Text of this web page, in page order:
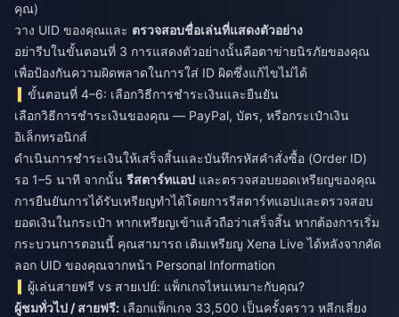
คุณ)
วาง UID ของคุณและ ตรวจสอบชื่อเล่นที่แสดงตัวอย่าง
อย่ารีบในขั้นตอนที่ 3 การแสดงตัวอย่างนั้นคือตาข่ายนิรภัยของคุณ
เพื่อป้องกันความผิดพลาดในการใส่ ID ผิดซึ่งแก้ไขไม่ได้
ขั้นตอนที่ 4–6: เลือกวิธีการชำระเงินและยืนยัน
เลือกวิธีการชำระเงินของคุณ — PayPal, บัตร, หรือกระเป๋าเงิน
อิเล็กทรอนิกส์
ดำเนินการชำระเงินให้เสร็จสิ้นและบันทึกรหัสคำสั่งซื้อ (Order ID)
รอ 1–5 นาที จากนั้น รีสตาร์ทแอป และตรวจสอบยอดเหรียญของคุณ
การยืนยันการได้รับเหรียญทำได้โดยการรีสตาร์ทแอปและตรวจสอบ
ยอดเงินในกระเป๋า หากเหรียญเข้าแล้วถือว่าเสร็จสิ้น หากต้องการเริ่ม
กระบวนการตอนนี้ คุณสามารถ เติมเหรียญ Xena Liveได้หลังจากคัด
ลอก UID ของคุณจากหน้า Personal Information
ผู้เล่นสายฟรี vs สายเปย์: แพ็กเกจไหนเหมาะกับคุณ?
ผู้ชมทั่วไป / สายฟรี: เลือกแพ็กเกจ 33,500 เป็นครั้งคราว หลีกเลี่ยง